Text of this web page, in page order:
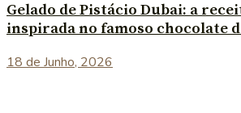
Gelado de Pistácio Dubai: a
inspirada no famoso chocolate
18 de Junho, 2026